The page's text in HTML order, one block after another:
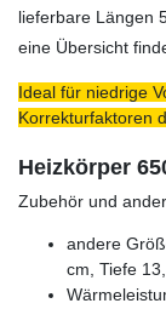
lieferbare Längen
eine Übersicht
Ideal für niedrige
Korrekturfaktoren
Heizkörper
Zubehör und
andere
cm, Tiefe